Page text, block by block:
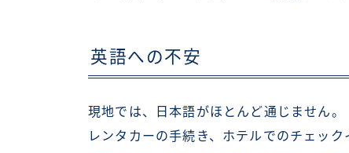
英語への不安
現地では、日本語がほとんど通じません。
レンタカーの手続き、ホテルでのチェッ